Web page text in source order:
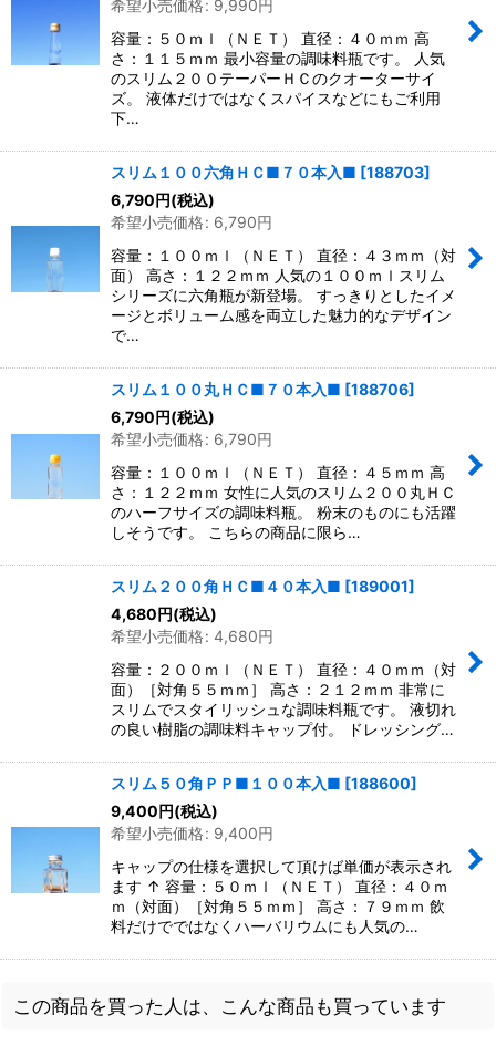
希望小売価格: 9,990円
容量：５０ｍｌ（ＮＥＴ） 直径：４０ｍｍ 高
さ：１１５ｍｍ 最小容量の調味料瓶です。 人気
のスリム２００テーパーＨＣのクオーターサイ
ズ。 液体だけではなくスパイスなどにもご利用
下…
スリム１００六角ＨＣ■７０本入■ [188703]
6,790円(税込)
希望小売価格: 6,790円
容量：１００ｍｌ（ＮＥＴ） 直径：４３ｍｍ（対
面） 高さ：１２２ｍｍ 人気の１００ｍｌスリム
シリーズに六角瓶が新登場。 すっきりとしたイメ
ージとボリューム感を両立した魅力的なデザイン
で…
スリム１００丸ＨＣ■７０本入■ [188706]
6,790円(税込)
希望小売価格: 6,790円
容量：１００ｍｌ（ＮＥＴ） 直径：４５ｍｍ 高
さ：１２２ｍｍ 女性に人気のスリム２００丸ＨＣ
のハーフサイズの調味料瓶。 粉末のものにも活躍
しそうです。 こちらの商品に限ら…
スリム２００角ＨＣ■４０本入■ [189001]
4,680円(税込)
希望小売価格: 4,680円
容量：２００ｍｌ（ＮＥＴ） 直径：４０ｍｍ（対
面）［対角５５ｍｍ］ 高さ：２１２ｍｍ 非常に
スリムでスタイリッシュな調味料瓶です。 液切れ
の良い樹脂の調味料キャップ付。 ドレッシング…
スリム５０角ＰＰ■１００本入■ [188600]
9,400円(税込)
希望小売価格: 9,400円
キャップの仕様を選択して頂けば単価が表示され
ます ↑ 容量：５０ｍｌ（ＮＥＴ） 直径：４０ｍ
ｍ（対面）［対角５５ｍｍ］ 高さ：７９ｍｍ 飲
料だけでではなくハーバリウムにも人気の…
この商品を買った人は、こんな商品も買っています